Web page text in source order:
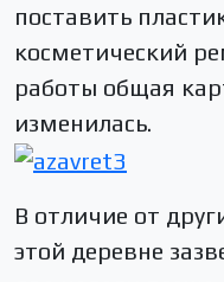
поставить
косметический
работы общая
изменилась.
В отличие от
этой деревне